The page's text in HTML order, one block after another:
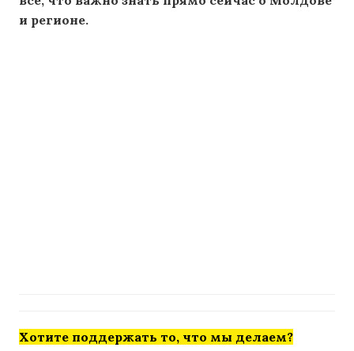
и регионе.
Хотите поддержать то, что мы делаем?